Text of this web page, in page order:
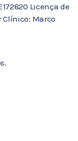
Licença de
Clínico: Marco